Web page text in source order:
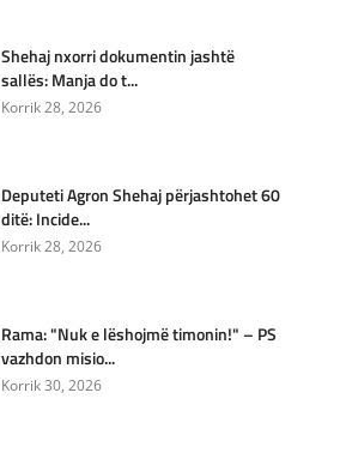
Shehaj nxorri dokumentin jashtë
sallës: Manja do t...
Korrik 28, 2026
Deputeti Agron Shehaj përjashtohet 60
ditë: Incide...
Korrik 28, 2026
Rama: "Nuk e lëshojmë timonin!" – PS
vazhdon misio...
Korrik 30, 2026